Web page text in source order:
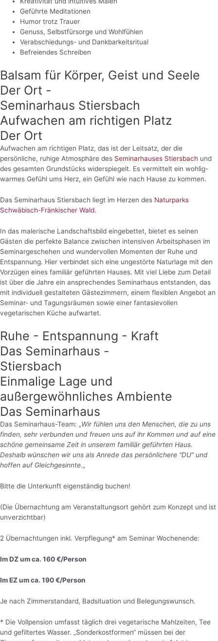
Geführte Meditationen
Humor trotz Trauer
Genuss, Selbstfürsorge und Wohlfühlen
Verabschiedungs- und Dankbarkeitsritual
Befreiendes Schreiben
Balsam für Körper, Geist und Seele
Der Ort -
Seminarhaus Stiersbach
Aufwachen am richtigen Platz
Der Ort
Aufwachen am richtigen Platz, das ist der Leitsatz, der die
persönliche, ruhige Atmosphäre des Seminarhauses Stiersbach und
des gesamten Grundstücks widerspiegelt. Es vermittelt ein wohlig-
warmes Gefühl ums Herz, ein Gefühl wie nach Hause zu kommen.
Das Seminarhaus Stiersbach liegt im Herzen des Naturparks
Schwäbisch-Fränkischer Wald.
In das malerische Landschaftsbild eingebettet, bietet es seinen
Gästen die perfekte Balance zwischen intensiven Arbeitsphasen im
Seminargeschehen und wundervollen Momenten der Ruhe und
Entspannung. Hier verbindet sich eine ungestörte Naturlage mit den
Vorzügen eines familiär geführten Hauses. Mit viel Liebe zum Detail
ist über die Jahre ein ansprechendes Seminarhaus entstanden, das
mit individuell gestalteten Gästezimmern, einem flexiblen Angebot an
Seminar- und Tagungsräumen sowie einer fantasievollen
vegetarischen Küche aufwartet.
Ruhe - Entspannung - Kraft
Das Seminarhaus -
Stiersbach
Einmalige Lage und
außergewöhnliches Ambiente
Das Seminarhaus
Das Seminarhaus-Team: „Wir fühlen uns den Menschen, die zu uns
finden, sehr verbunden und freuen uns auf ihr Kommen und auf eine
schöne gemeinsame Zeit in unserem familiär geführten Haus.
Deshalb wünschen wir uns als Anrede das persönlichere “DU” und
hoffen auf Gleichgesinnte.„
Bitte die Unterkunft eigenständig buchen!
(Die Übernachtung am Veranstaltungsort gehört zum Konzept und ist
unverzichtbar)
2 Übernachtungen inkl. Verpflegung* am Seminar Wochenende:
Im DZ um ca. 160 €/Person
Im EZ um ca. 190 €/Person
Je nach Zimmerstandard, Badsituation und Belegungswunsch.
* Die Vollpension umfasst täglich drei vegetarische Mahlzeiten, Tee
und gefiltertes Wasser. „Sonderkostformen“ müssen bei der